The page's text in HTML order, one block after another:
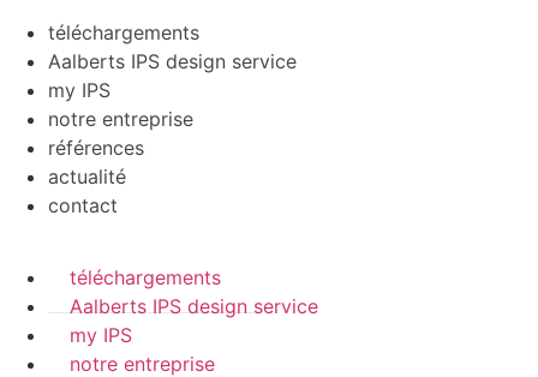
téléchargements
Aalberts IPS design service
my IPS
notre entreprise
références
actualité
contact
téléchargements
Aalberts IPS design service
my IPS
notre entreprise